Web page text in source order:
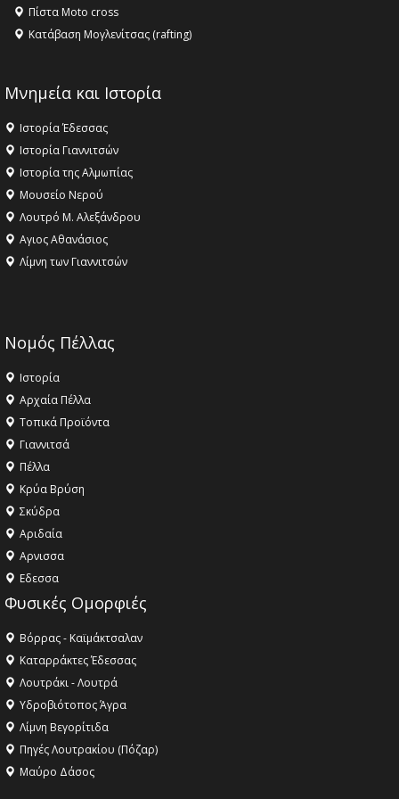
Πίστα Moto cross
Κατάβαση Μογλενίτσας (rafting)
Μνημεία και Ιστορία
Ιστορία Έδεσσας
Ιστορία Γιαννιτσών
Ιστορία της Αλμωπίας
Μουσείο Νερού
Λουτρό Μ. Αλεξάνδρου
Αγιος Αθανάσιος
Λίμνη των Γιαννιτσών
Νομός Πέλλας
Ιστορία
Αρχαία Πέλλα
Τοπικά Προϊόντα
Γιαννιτσά
Πέλλα
Κρύα Βρύση
Σκύδρα
Αριδαία
Aρνισσα
Eδεσσα
Φυσικές Ομορφιές
Βόρρας - Καϊμάκτσαλαν
Καταρράκτες Έδεσσας
Λουτράκι - Λουτρά
Υδροβιότοπος Άγρα
Λίμνη Βεγορίτιδα
Πηγές Λουτρακίου (Πόζαρ)
Μαύρο Δάσος